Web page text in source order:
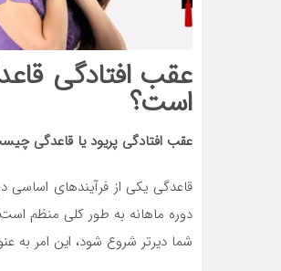
عقب افتادگی
است؟
عقب افتادگی پریود یا قاعدگی
قاعدگی یکی از فرآیندهای
شما دیرتر شروع شود، این امر به